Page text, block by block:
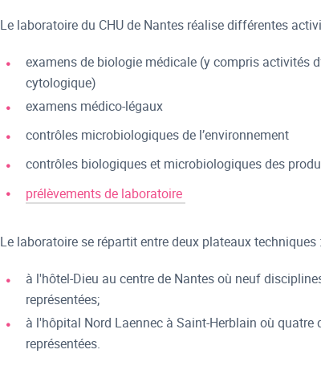
Le laboratoire du CHU de Nantes réalise différentes
examens de biologie médicale (y compris activités
cytologique)
examens médico-légaux
contrôles microbiologiques de l’environnement
contrôles biologiques et microbiologiques des
prélèvements de laboratoire
Le laboratoire se répartit entre deux plateaux techniques :
à l'hôtel-Dieu au centre de Nantes où neuf
représentées;
à l'hôpital Nord Laennec à Saint-Herblain où
représentées.